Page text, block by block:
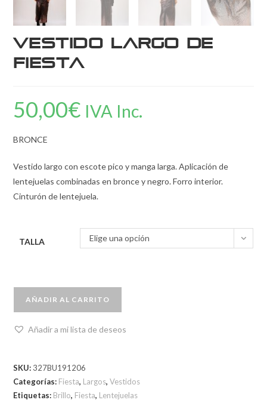
Vestido largo de
fiesta
50,00€ IVA Inc.
BRONCE
Vestido largo con escote pico y manga larga. Aplicación de
lentejuelas combinadas en bronce y negro. Forro interior.
Cinturón de lentejuela.
TALLA Elige una opción
AÑADIR AL CARRITO
Añadir a mi lista de deseos
SKU: 327BU191206
Categorías: Fiesta, Largos,Vestidos
Etiquetas: Brillo, Fiesta, Lentejuelas